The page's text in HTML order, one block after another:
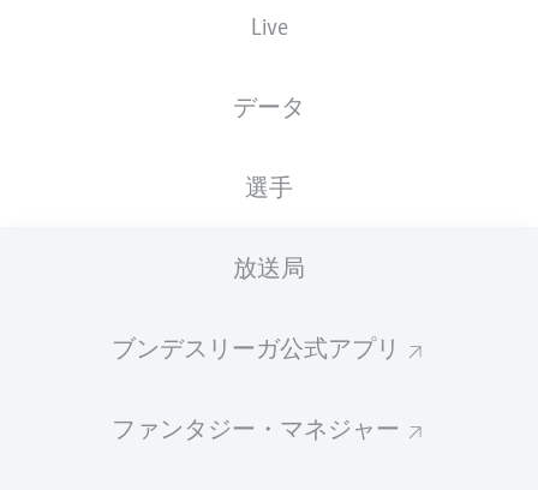
Live
データ
選手
放送局
ブンデスリーガ公式アプリ
ファンタジー・マネジャー
金, 07.05.2027 - 日, 09.05.2027
広告
Welcome along and thanks for joining us for build-up